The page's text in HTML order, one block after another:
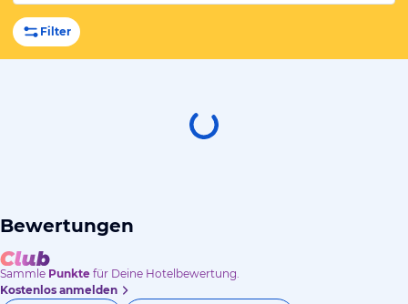
Filter
Bewertungen
Sammle Punkte für Deine Hotelbewertung.
Kostenlos anmelden